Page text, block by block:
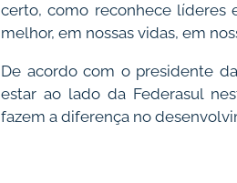
certo, como reconhece líderes
melhor, em nossas vidas, em
De acordo com o presidente
estar ao lado da Federasul
fazem a diferença no